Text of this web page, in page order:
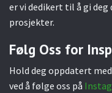
er vi dedikert til å gi
prosjekter.
Følg Oss for
Hold deg oppdatert
ved å følge oss på